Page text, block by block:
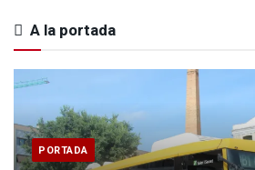
A la portada
PORTADA